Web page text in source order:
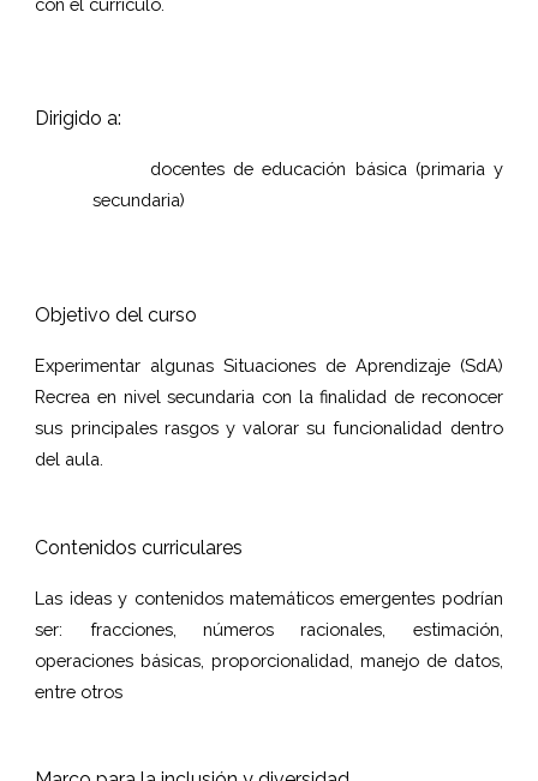
Dirigido a:
docentes de educación básica (primaria y
secundaria)
Objetivo del curso
Experimentar algunas Situaciones de Aprendizaje (SdA)
Recrea en nivel secundaria con la finalidad de reconocer
sus principales rasgos y valorar su funcionalidad dentro
del aula.
Contenidos curriculares
Las ideas y contenidos matemáticos emergentes podrían
ser: fracciones, números racionales, estimación,
operaciones básicas, proporcionalidad, manejo de datos,
entre otros